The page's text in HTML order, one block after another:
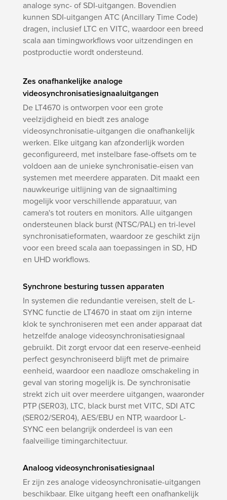
analoge sync- of SDI-uitgangen. Bovendien
kunnen SDI-uitgangen ATC (Ancillary Time Code)
dragen, inclusief LTC en VITC, waardoor een breed
scala aan timingworkflows voor uitzendingen en
postproductie wordt ondersteund.
Zes onafhankelijke analoge
videosynchronisatiesignaaluitgangen
De LT4670 is ontworpen voor een grote
veelzijdigheid en biedt zes analoge
videosynchronisatie-uitgangen die onafhankelijk
werken. Elke uitgang kan afzonderlijk worden
geconfigureerd, met instelbare fase-offsets om te
voldoen aan de unieke synchronisatie-eisen van
systemen met meerdere apparaten. Dit maakt een
nauwkeurige uitlijning van de signaaltiming
mogelijk voor verschillende apparatuur, van
camera's tot routers en monitors. Alle uitgangen
ondersteunen black burst (NTSC/PAL) en tri-level
synchronisatieformaten, waardoor ze geschikt zijn
voor een breed scala aan toepassingen in SD, HD
en UHD workflows.
Synchrone besturing tussen apparaten
In systemen die redundantie vereisen, stelt de L-
SYNC functie de LT4670 in staat om zijn interne
klok te synchroniseren met een ander apparaat dat
hetzelfde analoge videosynchronisatiesignaal
gebruikt. Dit zorgt ervoor dat een reserve-eenheid
perfect gesynchroniseerd blijft met de primaire
eenheid, waardoor een naadloze omschakeling in
geval van storing mogelijk is. De synchronisatie
strekt zich uit over meerdere uitgangen, waaronder
PTP (SER03), LTC, black burst met VITC, SDI ATC
(SER02/SER04), AES/EBU en NTP, waardoor L-
SYNC een belangrijk onderdeel is van een
faalveilige timingarchitectuur.
Analoog videosynchronisatiesignaal
Er zijn zes analoge videosynchronisatie-uitgangen
beschikbaar. Elke uitgang heeft een onafhankelijk